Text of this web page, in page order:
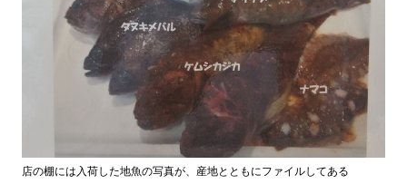
店の棚には入荷した地魚の写真が、産地とともにファイルしてある